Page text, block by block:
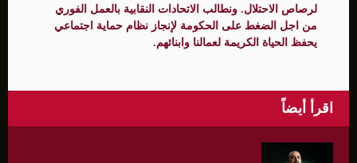
لرصاص الاحتلال. ونطالب الاتحادات النقابية بالعمل الفوري
من اجل الضغط على الحكومة لإنجاز نظام حماية اجتماعي
يحفظ الحياة الكريمة لعمالنا وابنائهم.
اقرأ أيضاً